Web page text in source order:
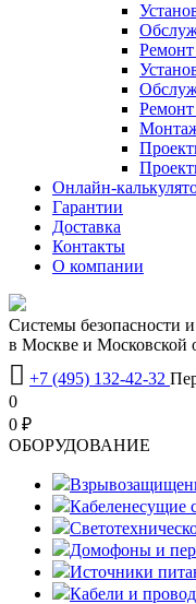
Онлайн-
Гарантии
Доставка
Контакты
О компании
Системы безопасности
в Москве и Московской
 +7 (495) 132-42-32
0
0 ₽
OБОРУДОВАНИЕ
Кабеленесущие
Домофоны и
Источники
Кабели и